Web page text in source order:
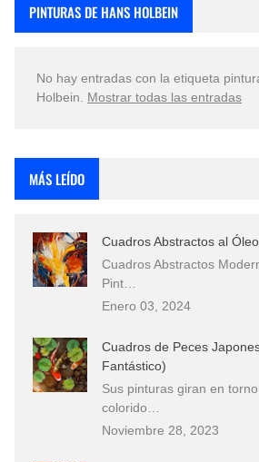
Que significan los cuadros de
El mundo del arte en pintura
PINTURAS DE HANS HOLBEIN
No hay entradas con la etiqueta
Holbein
Mostrar todas las entradas
MÁS LEÍDO
Cuadros Abstractos al Óleo
Cuadros Abstractos
Pint…
Enero 03, 2024
Cuadros de Peces
Fantástico)
Sus pinturas giran en
colorido…
Noviembre 28, 2023